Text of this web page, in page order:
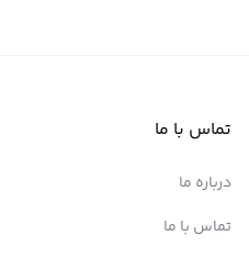
تماس با ما
درباره ما
تماس با ما